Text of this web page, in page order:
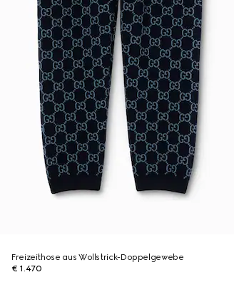
Freizeithose aus Wollstrick-Doppelgewebe
€ 1.470